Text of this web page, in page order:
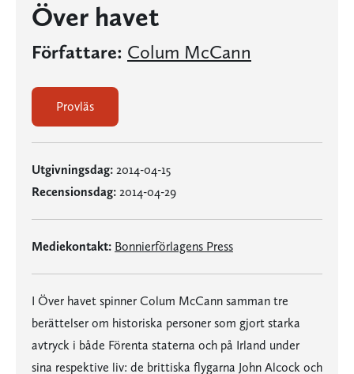
Över havet
Författare: Colum McCann
Provläs
Utgivningsdag: 2014-04-15
Recensionsdag: 2014-04-29
Mediekontakt: Bonnierförlagens Press
I Över havet spinner Colum McCann samman tre
berättelser om historiska personer som gjort starka
avtryck i både Förenta staterna och på Irland under
sina respektive liv: de brittiska flygarna John Alcock och